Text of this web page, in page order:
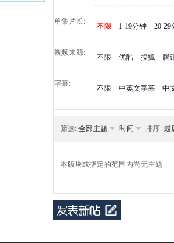
单集片长:
不限 1-19分钟 20-29
视频来源:
不限 优酷 搜狐 腾
字幕:
不限 中英文字幕 中
筛选: 全部主题 时间 排序: 最
本版块或指定的范围内尚无主题